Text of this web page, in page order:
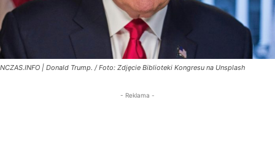
NCZAS.INFO | Donald Trump. / Foto: Zdjęcie Biblioteki Kongresu na Unsplash
- Reklama -